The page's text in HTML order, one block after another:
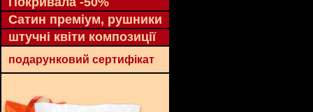
Сатин преміум, рушники
штучні квіти композиції
подарунковий сертифікат